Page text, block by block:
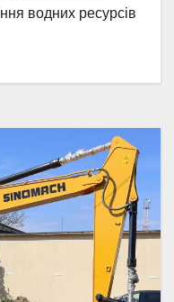
водних ресурсів